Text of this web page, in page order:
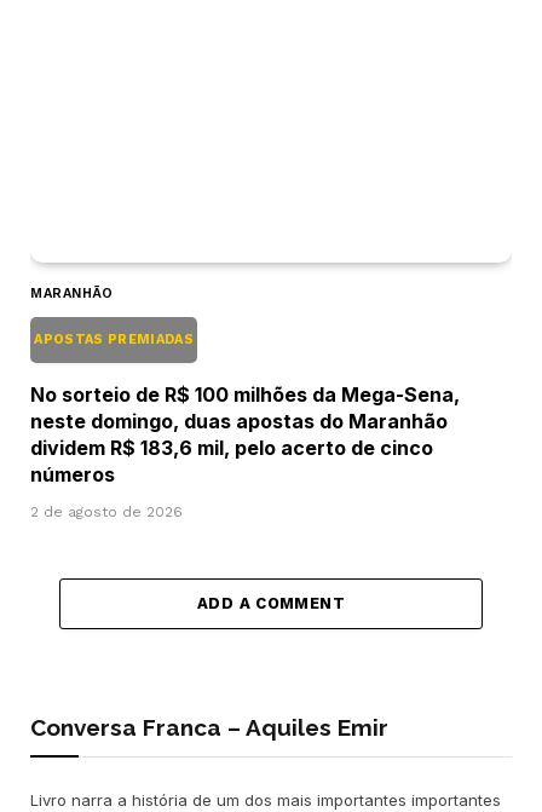
MARANHÃO
APOSTAS PREMIADAS
No sorteio de R$ 100 milhões da Mega-Sena,
neste domingo, duas apostas do Maranhão
dividem R$ 183,6 mil, pelo acerto de cinco
números
2 de agosto de 2026
ADD A COMMENT
Conversa Franca – Aquiles Emir
Livro narra a história de um dos mais importantes importantes